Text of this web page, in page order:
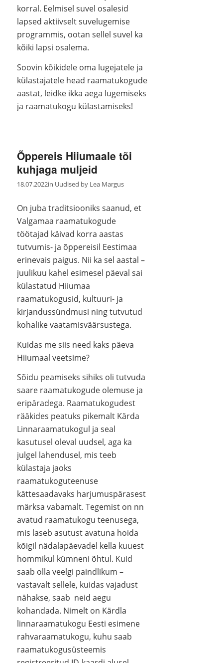
korral. Eelmisel suvel osalesid
lapsed aktiivselt suvelugemise
programmis, ootan sellel suvel ka
kõiki lapsi osalema.
Soovin kõikidele oma lugejatele ja
külastajatele head raamatukogude
aastat, leidke ikka aega lugemiseks
ja raamatukogu külastamiseks!
Õppereis Hiiumaale tõi
kuhjaga muljeid
18.07.2022in Uudised by Lea Margus
On juba traditsiooniks saanud, et
Valgamaa raamatukogude
töötajad käivad korra aastas
tutvumis- ja õppereisil Eestimaa
erinevais paigus. Nii ka sel aastal –
juulikuu kahel esimesel päeval sai
külastatud Hiiumaa
raamatukogusid, kultuuri- ja
kirjandussündmusi ning tutvutud
kohalike vaatamisväärsustega.
Kuidas me siis need kaks päeva
Hiiumaal veetsime?
Sõidu peamiseks sihiks oli tutvuda
saare raamatukogude olemuse ja
eripäradega. Raamatukogudest
rääkides peatuks pikemalt Kärda
Linnaraamatukogul ja seal
kasutusel oleval uudsel, aga ka
julgel lahendusel, mis teeb
külastaja jaoks
raamatukoguteenuse
kättesaadavaks harjumuspärasest
märksa vabamalt. Tegemist on nn
avatud raamatukogu teenusega,
mis laseb asutust avatuna hoida
kõigil nädalapäevadel kella kuuest
hommikul kümneni õhtul. Kuid
saab olla veelgi paindlikum –
vastavalt sellele, kuidas vajadust
nähakse, saab neid aegu
kohandada. Nimelt on Kärdla
linnaraamatukogu Eesti esimene
rahvaraamatukogu, kuhu saab
raamatukogusüsteemis